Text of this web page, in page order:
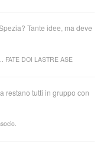
Tante idee, ma deve
FATE DOI LASTRE ASE
restano tutti in gruppo con